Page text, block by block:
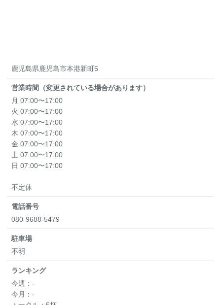
鹿児島県鹿児島市本港新町5
営業時間（変更されている場合があります）
月 07:00〜17:00
火 07:00〜17:00
水 07:00〜17:00
木 07:00〜17:00
金 07:00〜17:00
土 07:00〜17:00
日 07:00〜17:00
不定休
電話番号
080-9688-5479
駐車場
不明
ランキング
今週： -
今月： -